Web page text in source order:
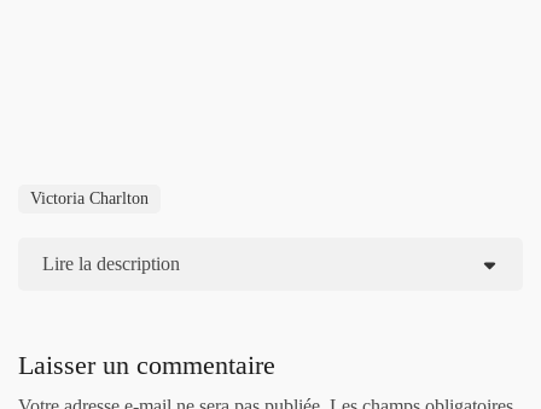
Victoria Charlton
Lire la description
Laisser un commentaire